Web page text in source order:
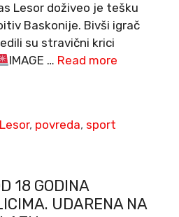
Lesor doživeo je tešku
Baskonije. Bivši igrač
su stravični krici
IMAGE … Read more
, povreda, sport
18 GODINA
UDARENA NA